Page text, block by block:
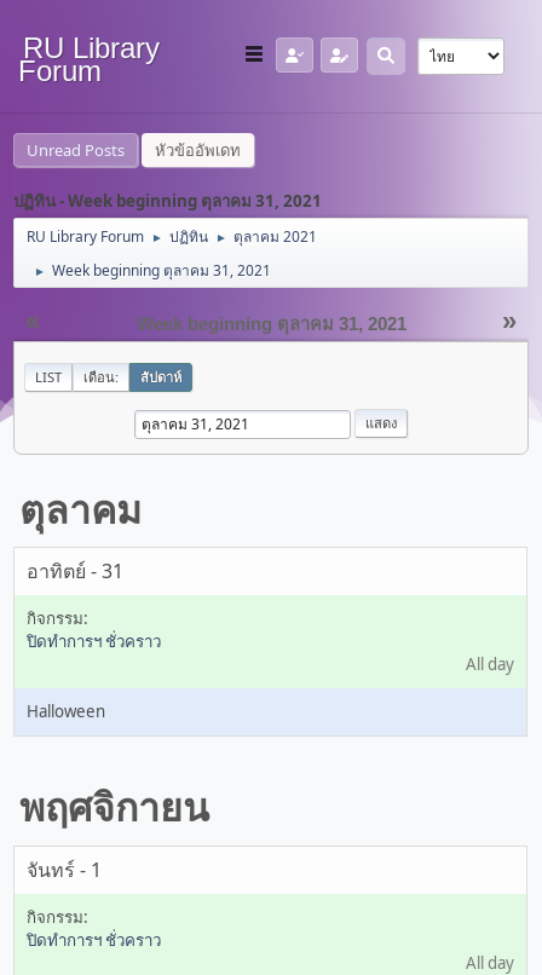
RU Library
Forum
Unread Posts หัวข้ออัพเดท
ปฏิทิน - Week beginning ตุลาคม 31, 2021
RU Library Forum ► ปฏิทิน ► ตุลาคม 2021
► Week beginning ตุลาคม 31, 2021
« »
Week beginning ตุลาคม 31, 2021
LIST เดือน: สัปดาห์
ตุลาคม
อาทิตย์ - 31
ปิดทำการฯ ชั่วคราว
All day
Halloween
พฤศจิกายน
จันทร์ - 1
ปิดทำการฯ ชั่วคราว
All day